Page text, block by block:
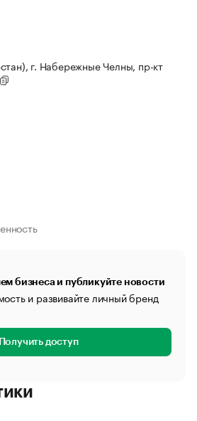
г. Набережные Челны, пр-кт
бизнеса и публикуйте новости
и развивайте личный бренд
Получить доступ